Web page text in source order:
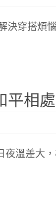
決穿搭
平相處
夜溫差